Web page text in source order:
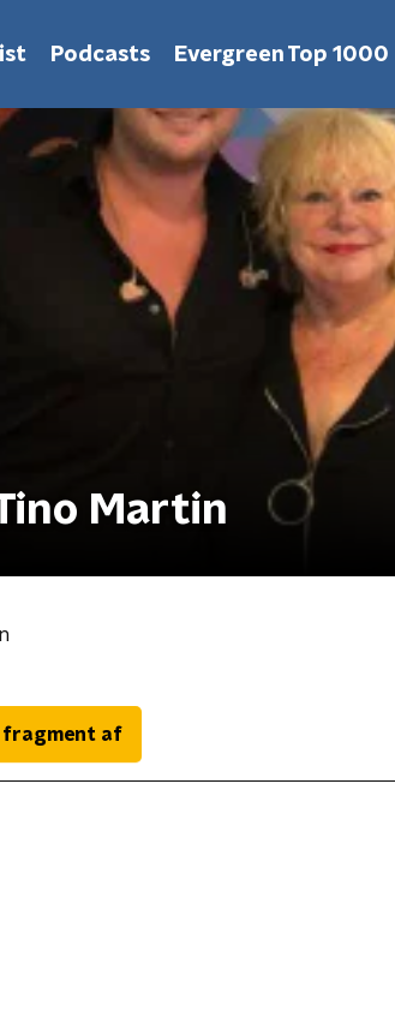
Podcasts Evergreen Top 1000
Martin
fragment af